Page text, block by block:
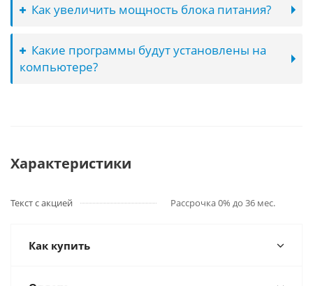
Как увеличить мощность блока питания?
Какие программы будут установлены на
компьютере?
Характеристики
Текст с акцией Рассрочка 0% до 36 мес.
Как купить